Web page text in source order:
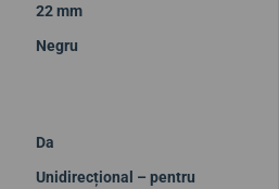
22 mm
Negru
Da
Unidirecțional – pentru